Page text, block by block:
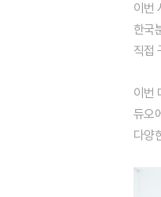
이번
한국
직접
이번
듀오
다양